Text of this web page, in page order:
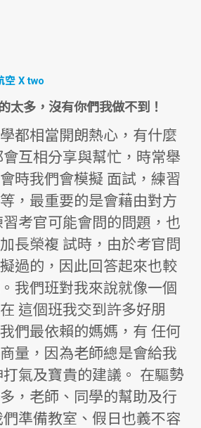
空 X two
太多，沒有你們我做不到！
都相當開朗熱心，有什麼
互相分享與幫忙，時常舉
時我們會模擬 面試，練習
，最重要的是會藉由對方
考官可能會問的問題，也
長榮複 試時，由於考官問
過的，因此回答起來也較
我們班對我來說就像一個
這個班我交到許多好朋
們最依賴的媽媽，有 任何
量，因為老師總是會給我
氣及寶貴的建議。 在驅勢
，老師、同學的幫助及行
準備教室、假日也義不容